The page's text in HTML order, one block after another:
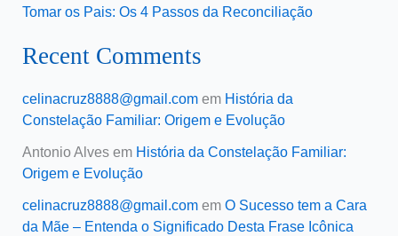
Tomar os Pais: Os 4 Passos da Reconciliação
Recent Comments
celinacruz8888@gmail.comem História da
Constelação Familiar: Origem e Evolução
Antonio Alvesem História da Constelação Familiar:
Origem e Evolução
celinacruz8888@gmail.comem O Sucesso tem a Cara
da Mãe – Entenda o Significado Desta Frase Icônica